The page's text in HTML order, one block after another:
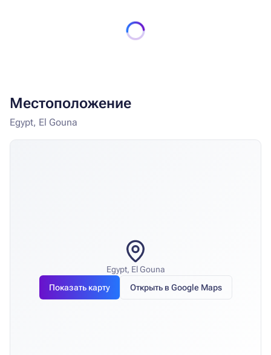
Местоположение
Egypt, El Gouna
Egypt, El Gouna
Показать карту
Открыть в Google Maps